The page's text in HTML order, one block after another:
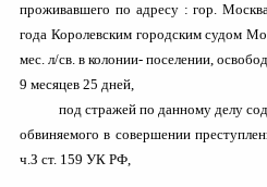
проживавшего по адресу : гор.
года Королевским городским судом
мес. л/св. в колонии- поселении,
9 месяцев 25 дней,
под стражей по данному делу
обвиняемого в совершении
ч.З ст. 159 УК РФ,